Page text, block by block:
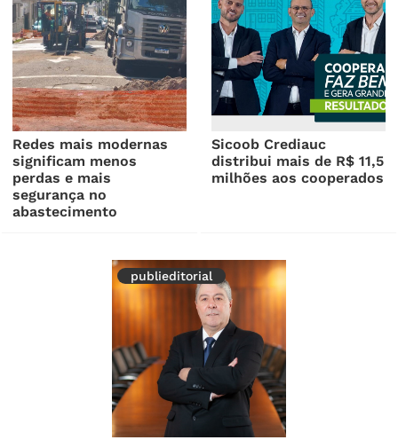
Redes mais modernas
significam menos
perdas e mais
segurança no
abastecimento
Sicoob Crediauc
distribui mais de R$ 11,5
milhões aos cooperados
publieditorial